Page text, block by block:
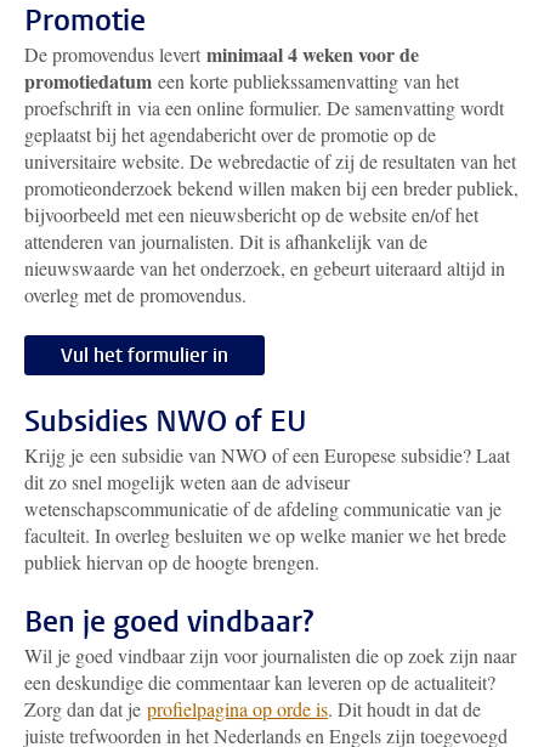
Promotie
De promovendus levert minimaal 4 weken voor de
promotiedatum een korte publiekssamenvatting van het
proefschrift in via een online formulier. De samenvatting wordt
geplaatst bij het agendabericht over de promotie op de
universitaire website. De webredactie of zij de resultaten van het
promotieonderzoek bekend willen maken bij een breder publiek,
bijvoorbeeld met een nieuwsbericht op de website en/of het
attenderen van journalisten. Dit is afhankelijk van de
nieuwswaarde van het onderzoek, en gebeurt uiteraard altijd in
overleg met de promovendus.
Vul het formulier in
Subsidies NWO of EU
Krijg je een subsidie van NWO of een Europese subsidie? Laat
dit zo snel mogelijk weten aan de adviseur
wetenschapscommunicatie of de afdeling communicatie van je
faculteit. In overleg besluiten we op welke manier we het brede
publiek hiervan op de hoogte brengen.
Ben je goed vindbaar?
Wil je goed vindbaar zijn voor journalisten die op zoek zijn naar
een deskundige die commentaar kan leveren op de actualiteit?
Zorg dan dat je profielpagina op orde is. Dit houdt in dat de
juiste trefwoorden in het Nederlands en Engels zijn toegevoegd